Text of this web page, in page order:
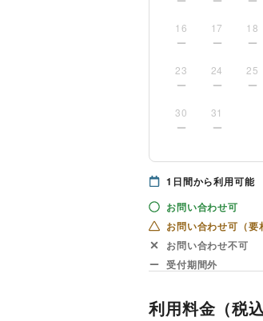
16 17 18
23 24 25
30 31
1 日間から利用可能
お問い合わせ可
お問い合わせ可（要
お問い合わせ不可
受付期間外
利用料金（税込